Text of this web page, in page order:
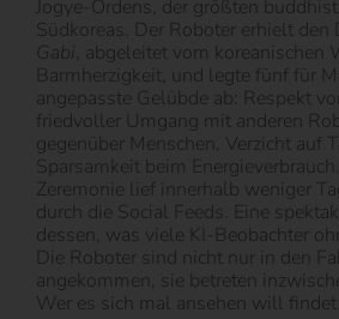
Jogye-Ordens, der größten
Südkoreas. Der Roboter erhielt den
Gabi, abgeleitet vom koreanischen
Barmherzigkeit, und legte fünf für
angepasste Gelübde ab: Respekt
friedvoller Umgang mit anderen
gegenüber Menschen, Verzicht auf
Sparsamkeit beim
Zeremonie lief innerhalb weniger
durch die Social Feeds. Eine
dessen, was viele KI-Beobachter
Die Roboter sind nicht nur in den
angekommen, sie betreten
Wer es sich mal ansehen will findet